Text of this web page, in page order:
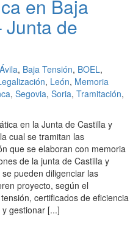
en Baja
Junta de
Ávila, Baja Tensión, BOEL,
, León, Memoria
, Segovia, Soria, Tramitación,
en la Junta de Castilla y
cual se tramitan las
que se elaboran con memoria
de la junta de Castilla y
pueden diligenciar las
proyecto, según el
certificados de eficiencia
gestionar [...]